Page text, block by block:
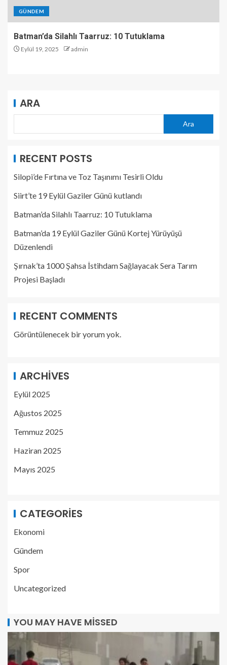
GÜNDEM
Batman’da Silahlı Taarruz: 10 Tutuklama
Eylül 19, 2025 admin
ARA
Ara
RECENT POSTS
Silopi’de Fırtına ve Toz Taşınımı Tesirli Oldu
Siirt’te 19 Eylül Gaziler Günü kutlandı
Batman’da Silahlı Taarruz: 10 Tutuklama
Batman’da 19 Eylül Gaziler Günü Kortej Yürüyüşü
Düzenlendi
Şırnak’ta 1000 Şahsa İstihdam Sağlayacak Sera Tarım
Projesi Başladı
RECENT COMMENTS
Görüntülenecek bir yorum yok.
ARCHIVES
Eylül 2025
Ağustos 2025
Temmuz 2025
Haziran 2025
Mayıs 2025
CATEGORIES
Ekonomi
Gündem
Spor
Uncategorized
YOU MAY HAVE MISSED